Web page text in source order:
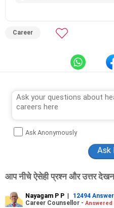
Career
Ask Anonymously
आप नीचे ऐसेही प्रश्न और उत्तर
Nayagam P P | 12494
Career Counsellor - Answered